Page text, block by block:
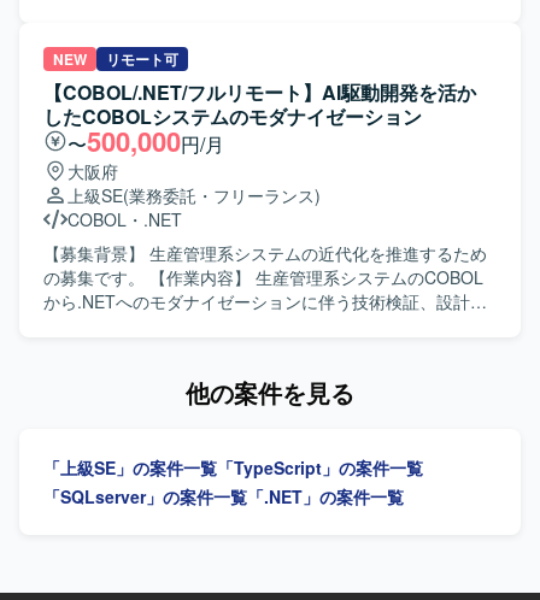
デルや、TypeScript / React / Next.js / Python / FastAPIとい
ったモダンな技術スタックを活用しながら、業務効率化に
直結するソリューション開発の経験を積んでいただけま
す。 【開発環境】 フロントエンド：TypeScript, React.js,
Next.js, Chakra UI, Playwright バックエンド：Python,
FastAPI, pytest AI/開発支援：GitHub Copilot, Claude Code
等
の品質担保設計、PoCから本番適用条件の定義および運用
定着を推進します。あわせて、進捗・課題・品質管理を行
い、現場と管理職の橋渡しを担います。 【求める人物像】
組み込み開発の制約を理解したうえでAI活用を工程へ落と
し込み、PoCで終わらせず本番運用まで推進できる方を求
めています。関係者への説明力と資料化力をお持ちの方を
歓迎します。 【ポジションの魅力】 設計から実装、レビュ
ー、テスト・デバッグまでの開発プロセス全体を対象に、
チームで再現可能なAI活用の運用モデル構築に携われま
す。 【開発環境】 GitHub Copilot、Microsoft Copilot、
Claude CodeなどのAI開発支援ツールを活用します。
NEW リモート可
【COBOL/.NET/フルリモート】AI駆動開発を活か
したCOBOLシステムのモダナイゼーション
〜500,000円/月
大阪府
上級SE(業務委託・フリーランス)
COBOL ・ .NET
【募集背景】 生産管理系システムの近代化を推進するため
の募集です。 【作業内容】 生産管理系システムのCOBOL
から.NETへのモダナイゼーションに伴う技術検証、設計、
ツールを使用します。
他の案件を見る
「上級SE」の案件一覧 「TypeScript」の案件一覧
「SQLserver」の案件一覧 「.NET」の案件一覧